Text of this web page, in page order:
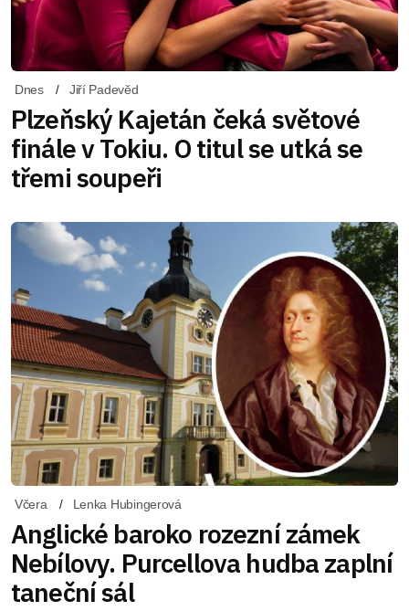
Dnes Jiří Padevěd
Plzeňský Kajetán čeká světové
finále v Tokiu. O titul se utká se
třemi soupeři
Včera Lenka Hubingerová
Anglické baroko rozezní zámek
Nebílovy. Purcellova hudba zaplní
taneční sál